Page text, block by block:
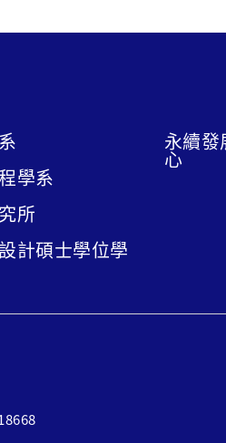
學系
所
計碩士學位學
永續發
心